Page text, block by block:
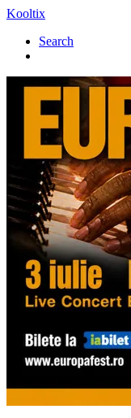
Kooltix
Search